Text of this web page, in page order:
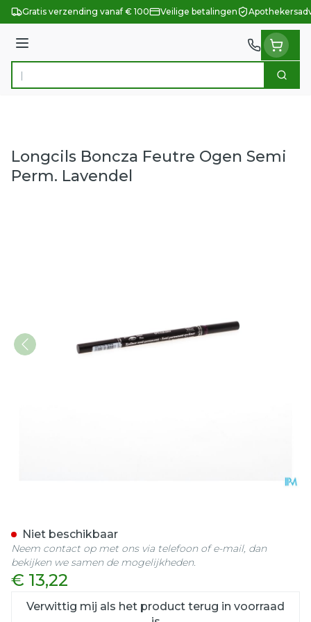
Ga naar de inhoud
Gratis verzending vanaf € 100 Veilige betalingen
Menu
Product, merk, categorie... Zoek
Longcils Boncza Feutre Ogen Semi
Perm. Lavendel
€ 13,22
Verwittig mij als het product terug in voorraad
Niet beschikbaar
Neem contact op met ons via telefoon of e-mail, dan
bekijken we samen de mogelijkheden.